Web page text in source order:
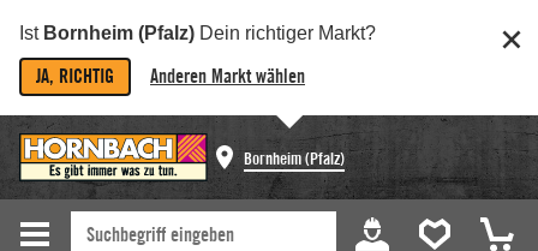
Ist Bornheim (Pfalz) Dein richtiger Markt?
JA, RICHTIG Anderen Markt wählen
Bornheim (Pfalz)